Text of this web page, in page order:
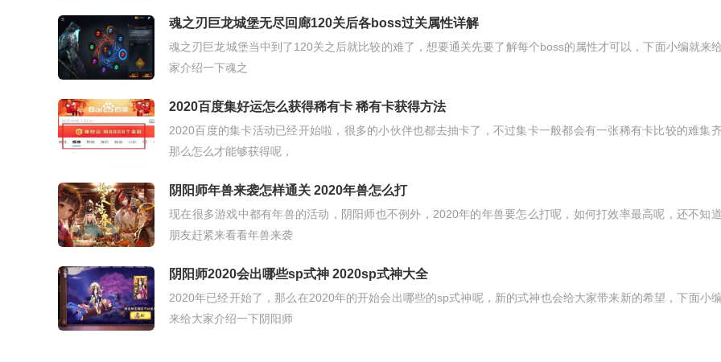
魂之刃巨龙城堡无尽回廊120关后各boss过关属性详解
魂之刃巨龙城堡当中到了120关之后就比较的难了，想要通关先要了解每个boss的属性才可以，下面小编就来
家介绍一下魂之
2020百度集好运怎么获得稀有卡 稀有卡获得方法
2020百度的集卡活动已经开始啦，很多的小伙伴也都去抽卡了，不过集卡一般都会有一张稀有卡比较的难集
那么怎么才能够获得呢，
阴阳师年兽来袭怎样通关 2020年兽怎么打
现在很多游戏中都有年兽的活动，阴阳师也不例外，2020年的年兽要怎么打呢，如何打效率最高呢，还不知
朋友赶紧来看看年兽来袭
阴阳师2020会出哪些sp式神 2020sp式神大全
2020年已经开始了，那么在2020年的开始会出哪些的sp式神呢，新的式神也会给大家带来新的希望，下面小
来给大家介绍一下阴阳师